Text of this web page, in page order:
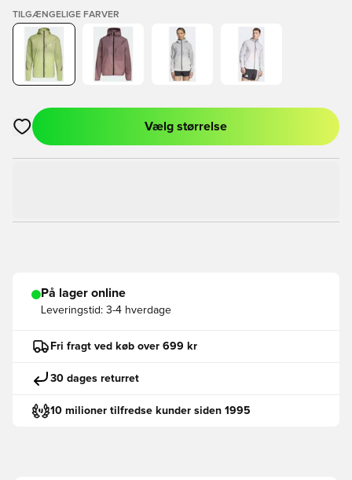
TILGÆNGELIGE FARVER
Åbner en Modal til at logge ind eller tilmelde dig som medlem
Vælg størrelse
På lager online
Leveringstid: 3-4 hverdage
Fri fragt ved køb over 699 kr
30 dages returret
10 milioner tilfredse kunder siden 1995